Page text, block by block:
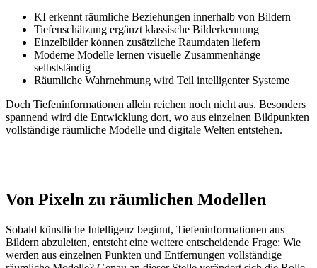
KI erkennt räumliche Beziehungen innerhalb von Bildern
Tiefenschätzung ergänzt klassische Bilderkennung
Einzelbilder können zusätzliche Raumdaten liefern
Moderne Modelle lernen visuelle Zusammenhänge
selbstständig
Räumliche Wahrnehmung wird Teil intelligenter Systeme
Doch Tiefeninformationen allein reichen noch nicht aus. Besonders
spannend wird die Entwicklung dort, wo aus einzelnen Bildpunkten
vollständige räumliche Modelle und digitale Welten entstehen.
Von Pixeln zu räumlichen Modellen
Sobald künstliche Intelligenz beginnt, Tiefeninformationen aus
Bildern abzuleiten, entsteht eine weitere entscheidende Frage: Wie
werden aus einzelnen Punkten und Entfernungen vollständige